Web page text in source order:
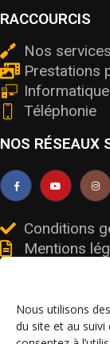
Nous utilisons
du site et au suivi
RACCOURCIS
Nos
Prestations
Informatique
Téléphonie
NOS RÉSEAUX
Conditions
Mentions